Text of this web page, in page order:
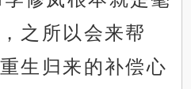
之所以会来帮
生归来的补偿心